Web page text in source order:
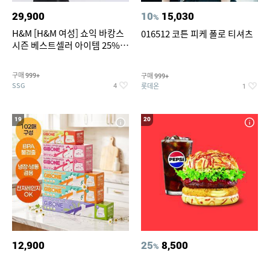
29,900
H&M [H&M 여성] 쇼익 바캉스
시즌 베스트셀러 아이템 25%
구매 999+
SSG 4
10% 15,030
016512 코튼 피케 폴로 티셔츠
구매 999+
롯데온 1
19
12,900
20
25% 8,500